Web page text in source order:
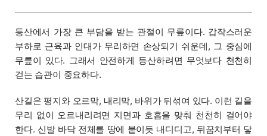
등산에서 가장 큰 부담을 받는 관절이 무릎이다. 갑작스러운
부하로 근육과 인대가 무리하면 손상되기 쉬운데, 그 중심에
무릎이 있다. 그래서 안전하게 등산하려면 무엇보다 천천히
걷는 습관이 중요하다.
산길은 평지와 오르막, 내리막, 바위가 뒤섞여 있다. 이런 길을
무리 없이 오르내리려면 지면과 호흡을 맞춰 천천히 걸어야
한다. 신발 바닥 전체를 땅에 붙이듯 내디디고, 뒤꿈치부터 닿